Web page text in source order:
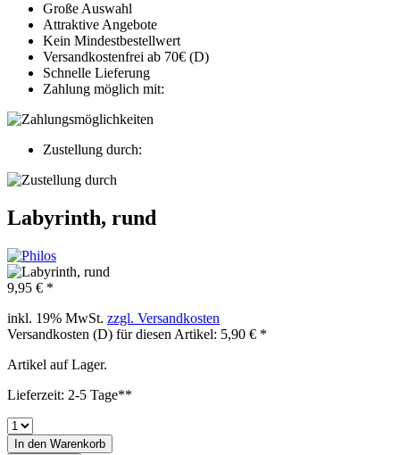
Große Auswahl
Attraktive Angebote
Kein Mindestbestellwert
Versandkostenfrei ab 70€ (D)
Schnelle Lieferung
Zahlung möglich mit:
Zustellung durch:
Labyrinth, rund
9,95 € *
inkl. 19% MwSt. zzgl. Versandkosten
Versandkosten (D) für diesen Artikel: 5,90 € *
Artikel auf Lager.
Lieferzeit: 2-5 Tage**
In den Warenkorb